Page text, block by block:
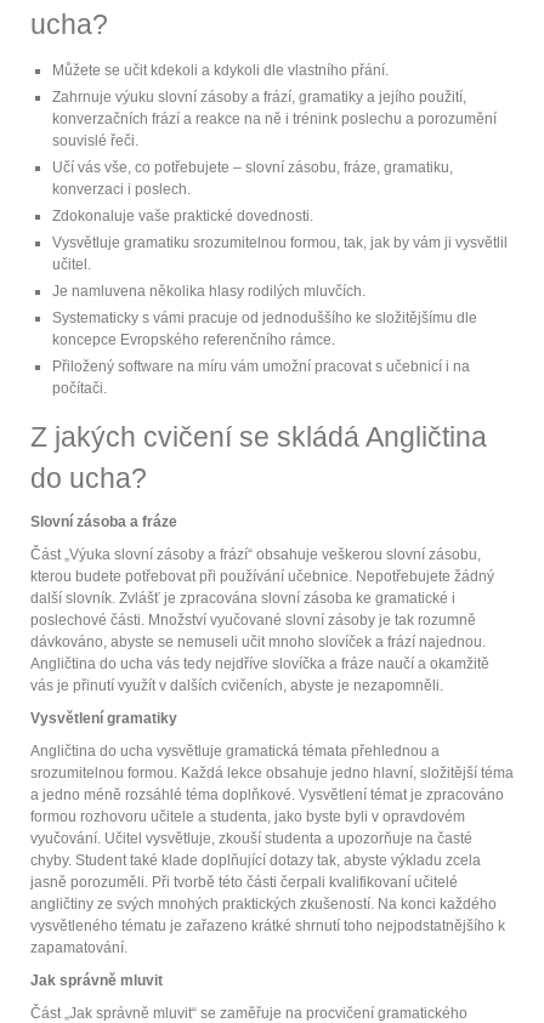
ucha?
Můžete se učit kdekoli a kdykoli dle vlastního přání.
Zahrnuje výuku slovní zásoby a frází, gramatiky a jejího použití,
konverzačních frází a reakce na ně i trénink poslechu a porozumění
souvislé řeči.
Učí vás vše, co potřebujete – slovní zásobu, fráze, gramatiku,
konverzaci i poslech.
Zdokonaluje vaše praktické dovednosti.
Vysvětluje gramatiku srozumitelnou formou, tak, jak by vám ji vysvětlil
učitel.
Je namluvena několika hlasy rodilých mluvčích.
Systematicky s vámi pracuje od jednoduššího ke složitějšímu dle
koncepce Evropského referenčního rámce.
Přiložený software na míru vám umožní pracovat s učebnicí i na
počítači.
Z jakých cvičení se skládá Angličtina
do ucha?
Slovní zásoba a fráze
Část „Výuka slovní zásoby a frází“ obsahuje veškerou slovní zásobu,
kterou budete potřebovat při používání učebnice. Nepotřebujete žádný
další slovník. Zvlášť je zpracována slovní zásoba ke gramatické i
poslechové části. Množství vyučované slovní zásoby je tak rozumně
dávkováno, abyste se nemuseli učit mnoho slovíček a frází najednou.
Angličtina do ucha vás tedy nejdříve slovíčka a fráze naučí a okamžitě
vás je přinutí využít v dalších cvičeních, abyste je nezapomněli.
Vysvětlení gramatiky
Angličtina do ucha vysvětluje gramatická témata přehlednou a
srozumitelnou formou. Každá lekce obsahuje jedno hlavní, složitější téma
a jedno méně rozsáhlé téma doplňkové. Vysvětlení témat je zpracováno
formou rozhovoru učitele a studenta, jako byste byli v opravdovém
vyučování. Učitel vysvětluje, zkouší studenta a upozorňuje na časté
chyby. Student také klade doplňující dotazy tak, abyste výkladu zcela
jasně porozuměli. Při tvorbě této části čerpali kvalifikovaní učitelé
angličtiny ze svých mnohých praktických zkušeností. Na konci každého
vysvětleného tématu je zařazeno krátké shrnutí toho nejpodstatnějšího k
zapamatování.
Jak správně mluvit
Část „Jak správně mluvit“ se zaměřuje na procvičení gramatického